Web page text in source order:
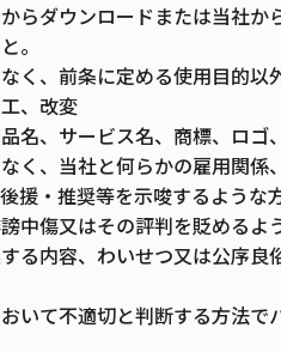
らダウンロードまたは当社
。
く、前条に定める使用目的以
、改変
名、サービス名、商標、ロゴ
く、当社と何らかの雇用関
援・推奨等を示唆するような
中傷又はその評判を貶めるよ
る内容、わいせつ又は公序
いて不適切と判断する方法で